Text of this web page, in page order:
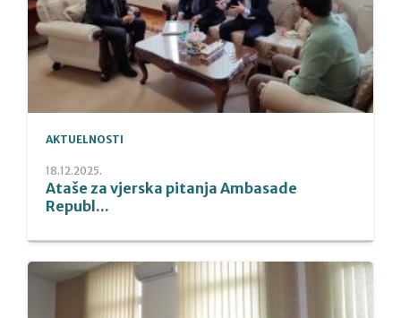
AKTUELNOSTI
18.12.2025.
Ataše za vjerska pitanja Ambasade
Republ...